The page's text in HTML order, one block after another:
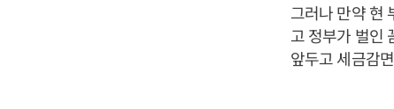
그러나 만약 현
고 정부가 벌인
앞두고 세금감